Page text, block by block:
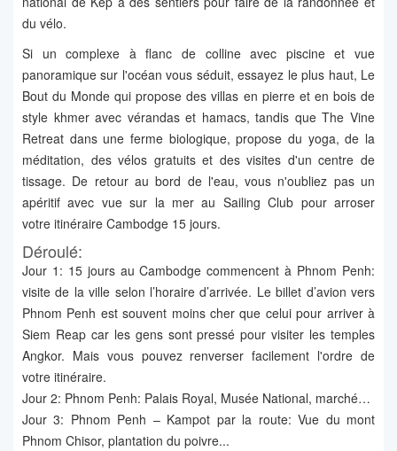
du vélo.
Si un complexe à flanc de colline avec piscine et vue
panoramique sur l'océan vous séduit, essayez le plus haut, Le
Bout du Monde qui propose des villas en pierre et en bois de
style khmer avec vérandas et hamacs, tandis que The Vine
Retreat dans une ferme biologique, propose du yoga, de la
méditation, des vélos gratuits et des visites d'un centre de
tissage. De retour au bord de l'eau, vous n'oubliez pas un
apéritif avec vue sur la mer au Sailing Club pour arroser
votre itinéraire Cambodge 15 jours.
Déroulé:
Jour 1: 15 jours au Cambodge commencent à Phnom Penh:
visite de la ville selon l’horaire d’arrivée. Le billet d’avion vers
Phnom Penh est souvent moins cher que celui pour arriver à
Siem Reap car les gens sont pressé pour visiter les temples
Angkor. Mais vous pouvez renverser facilement l'ordre de
votre itinéraire.
Jour 2: Phnom Penh: Palais Royal, Musée National, marché…
Jour 3: Phnom Penh – Kampot par la route: Vue du mont
Phnom Chisor, plantation du poivre...